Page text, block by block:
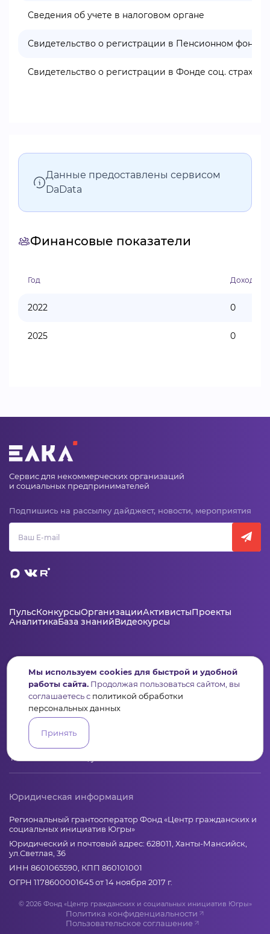
Сведения об учете в налоговом органе
Свидетельство о регистрации в Пенсионном фонде
Свидетельство о регистрации в Фонде соц.
Данные предоставлены сервисом
DaData
Финансовые показатели
Год Доходы
2022 0
2025 0
Сервис для некоммерческих организаций
и социальных предпринимателей
Подпишись на рассылку дайджест, новости, мероприятия
ПульсКонкурсыОрганизацииАктивистыПроекты
АналитикаБаза знанийВидеокурсы
+7 (346) 735-11-30
elkanko@ugranko.ru
628011, Россия, Ханты-Мансийский автономный округ – Югра,
г. Ханты-Мансийск, ул. Светлая 36
Юридическая информация
Региональный грантооператор Фонд «Центр гражданских и
социальных инициатив Югры»
Юридический и почтовый адрес: 628011, Ханты-Мансийск,
ул.Светлая, 36
ИНН 8601065590, КПП 860101001
ОГРН 1178600001645 от 14 ноября 2017 г.
© 2026 Фонд «Центр гражданских и социальных инициатив Югры»
Политика конфиденциальности
Пользовательское соглашение
Мы используем cookies для быстрой и удобной
работы сайта. Продолжая пользоваться сайтом, вы
соглашаетесь с политикой обработки
персональных данных
Принять